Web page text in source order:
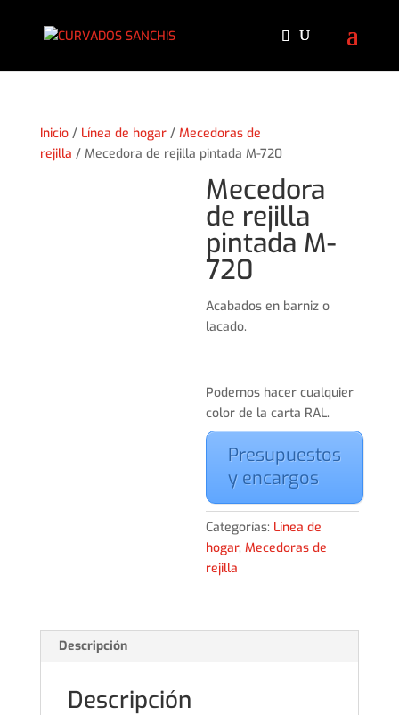
Inicio/ Línea de hogar/ Mecedoras de
rejilla / Mecedora de rejilla pintada M-720
Mecedora
de rejilla
pintada M-
720
Acabados en barniz o
lacado.
Podemos hacer cualquier
color de la carta RAL.
Presupuestos
y encargos
Categorías: Línea de
hogar,Mecedoras de
rejilla
Descripción
Descripción